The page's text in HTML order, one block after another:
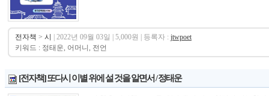
전자책 > 시 | 2022년 09월 03일 | 5,000원 | 등록자 : jtwpoet
키워드 : 정태운, 어머니, 전언
[전자책] 또다시 이별 위에 설 것을 알면서 / 정태운